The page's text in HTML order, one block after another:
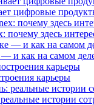
цифровые
здесь
и как на самом
карьеры
истории